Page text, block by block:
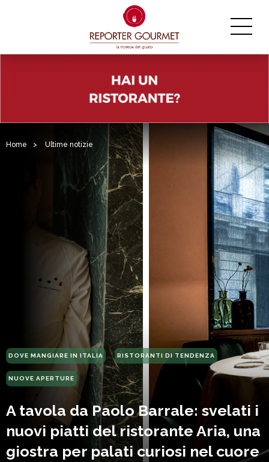
Home > Ultime notizie
DOVE MANGIARE IN ITALIA RISTORANTI DI TENDENZA
NUOVE APERTURE
A tavola da Paolo Barrale: svelati i
nuovi piatti del ristorante Aria, una
giostra per palati curiosi nel cuore